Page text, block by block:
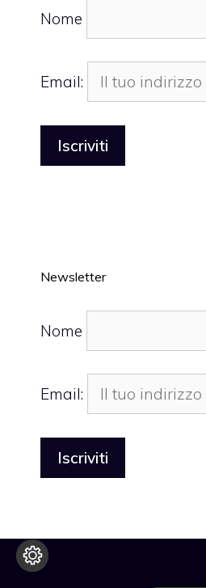
Nome
Email:
Newsletter
Nome
Email: